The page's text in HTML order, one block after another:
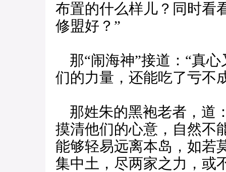
布置的什么样儿？同时看
修盟好？”
那“闹海神”接道：“真
们的力量，还能吃了亏不
那姓朱的黑袍老者，道
摸清他们的心意，自然不
能够轻易远离本岛，如若
集中土，尽两家之力，或